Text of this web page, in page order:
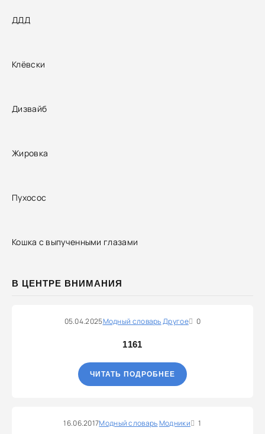
ДДД
Клёвски
Дизвайб
Жировка
Пухосос
Кошка с выпученными глазами
В ЦЕНТРЕ ВНИМАНИЯ
05.04.2025Модный словарьДругое 0
1161
ЧИТАТЬ ПОДРОБНЕЕ
16.06.2017Модный словарьМодники 1